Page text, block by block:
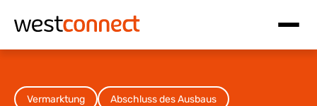
Hauptnavigation
Vermarktung Abschluss des Ausbaus